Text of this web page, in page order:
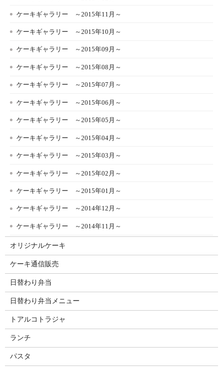
ケーキギャラリー ～2015年11月～
ケーキギャラリー ～2015年10月～
ケーキギャラリー ～2015年09月～
ケーキギャラリー ～2015年08月～
ケーキギャラリー ～2015年07月～
ケーキギャラリー ～2015年06月～
ケーキギャラリー ～2015年05月～
ケーキギャラリー ～2015年04月～
ケーキギャラリー ～2015年03月～
ケーキギャラリー ～2015年02月～
ケーキギャラリー ～2015年01月～
ケーキギャラリー ～2014年12月～
ケーキギャラリー ～2014年11月～
オリジナルケーキ
ケーキ通信販売
日替わり弁当
日替わり弁当メニュー
トアルコトラジャ
ランチ
パスタ